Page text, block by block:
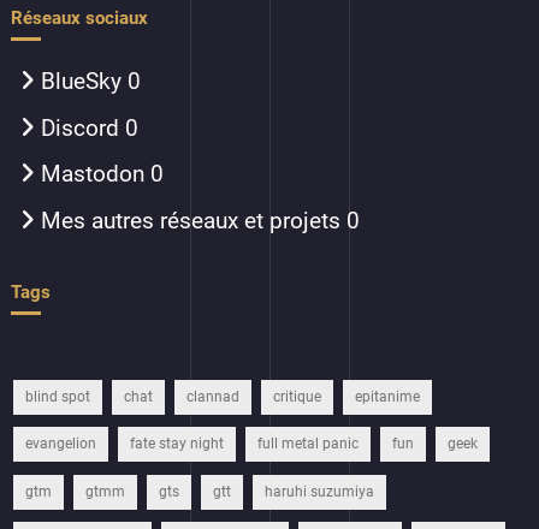
Réseaux sociaux
BlueSky 0
Discord 0
Mastodon 0
Mes autres réseaux et projets 0
Tags
blind spot chat clannad critique epitanime
evangelion fate stay night full metal panic fun geek
gtm gtmm gts gtt haruhi suzumiya